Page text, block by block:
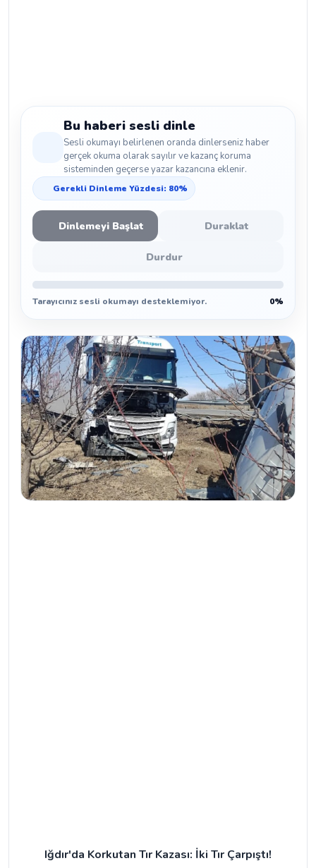
Bu haberi sesli dinle
Sesli okumayı belirlenen oranda dinlerseniz haber
gerçek okuma olarak sayılır ve kazanç koruma
sisteminden geçerse yazar kazancına eklenir.
Gerekli Dinleme Yüzdesi: 80%
Dinlemeyi Başlat Duraklat
Durdur
Tarayıcınız sesli okumayı desteklemiyor. 0%
Iğdır'da Korkutan Tır Kazası: İki Tır Çarpıştı!